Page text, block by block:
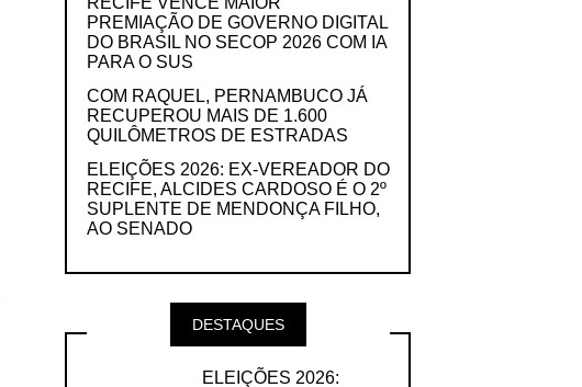
PREMIAÇÃO DE GOVERNO DIGITAL
DO BRASIL NO SECOP 2026 COM IA
PARA O SUS
COM RAQUEL, PERNAMBUCO JÁ
RECUPEROU MAIS DE 1.600
QUILÔMETROS DE ESTRADAS
ELEIÇÕES 2026: EX-VEREADOR DO
RECIFE, ALCIDES CARDOSO É O 2º
SUPLENTE DE MENDONÇA FILHO,
AO SENADO
DESTAQUES
ELEIÇÕES 2026: